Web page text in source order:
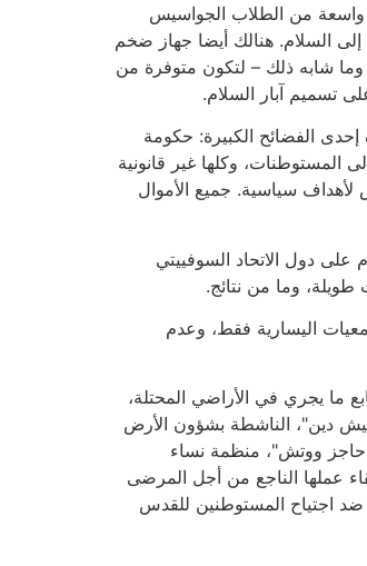
واسعة من الطلاب الجواسيس
السلام. هنالك أيضا جهاز ضخم
شابه ذلك – لتكون متوفرة من
تسميم آبار السلام.
الفضائح الكبيرة: حكومة
المستوطنات، وكلها غير قانونية
لأهداف سياسية. جميع الأموال
على دول الاتحاد السوفييتي
وما من نتائج.
اليسارية فقط، وعدم
ما يجري في الأراضي المحتلة،
دين"، الناشطة بشؤون الأرض
"حاجز ووتش"، منظمة نساء
عملها الناجع من أجل المرضى
ضد اجتياح المستوطنين للقدس